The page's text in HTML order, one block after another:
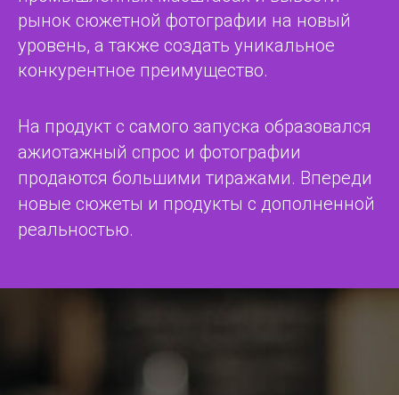
рынок сюжетной фотографии на новый
уровень, а также создать уникальное
конкурентное преимущество.
На продукт с самого запуска образовался
ажиотажный спрос и фотографии
продаются большими тиражами. Впереди
новые сюжеты и продукты с дополненной
реальностью.